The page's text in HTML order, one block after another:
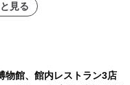
見る
物館、館内レストラン3店